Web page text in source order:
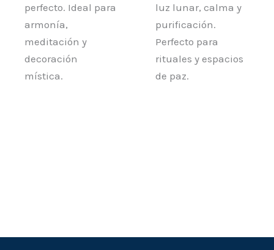
perfecto. Ideal para
armonía,
meditación y
decoración
mística.
luz lunar, calma y
purificación.
Perfecto para
rituales y espacios
de paz.